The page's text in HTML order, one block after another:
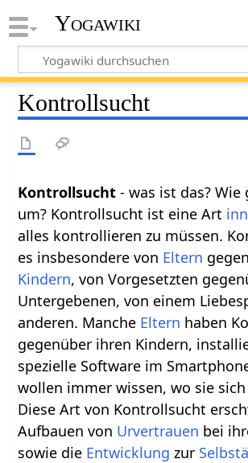
Yogawiki
Kontrollsucht
Kontrollsucht - was ist das?
um? Kontrollsucht ist eine Art
alles kontrollieren zu müssen.
es insbesondere von Eltern
Kindern, von Vorgesetzten
Untergebenen, von einem
anderen. Manche Eltern haben
gegenüber ihren Kindern,
spezielle Software im
wollen immer wissen, wo sie
Diese Art von Kontrollsucht
Aufbauen von Urvertrauen bei
sowie die Entwicklung zur